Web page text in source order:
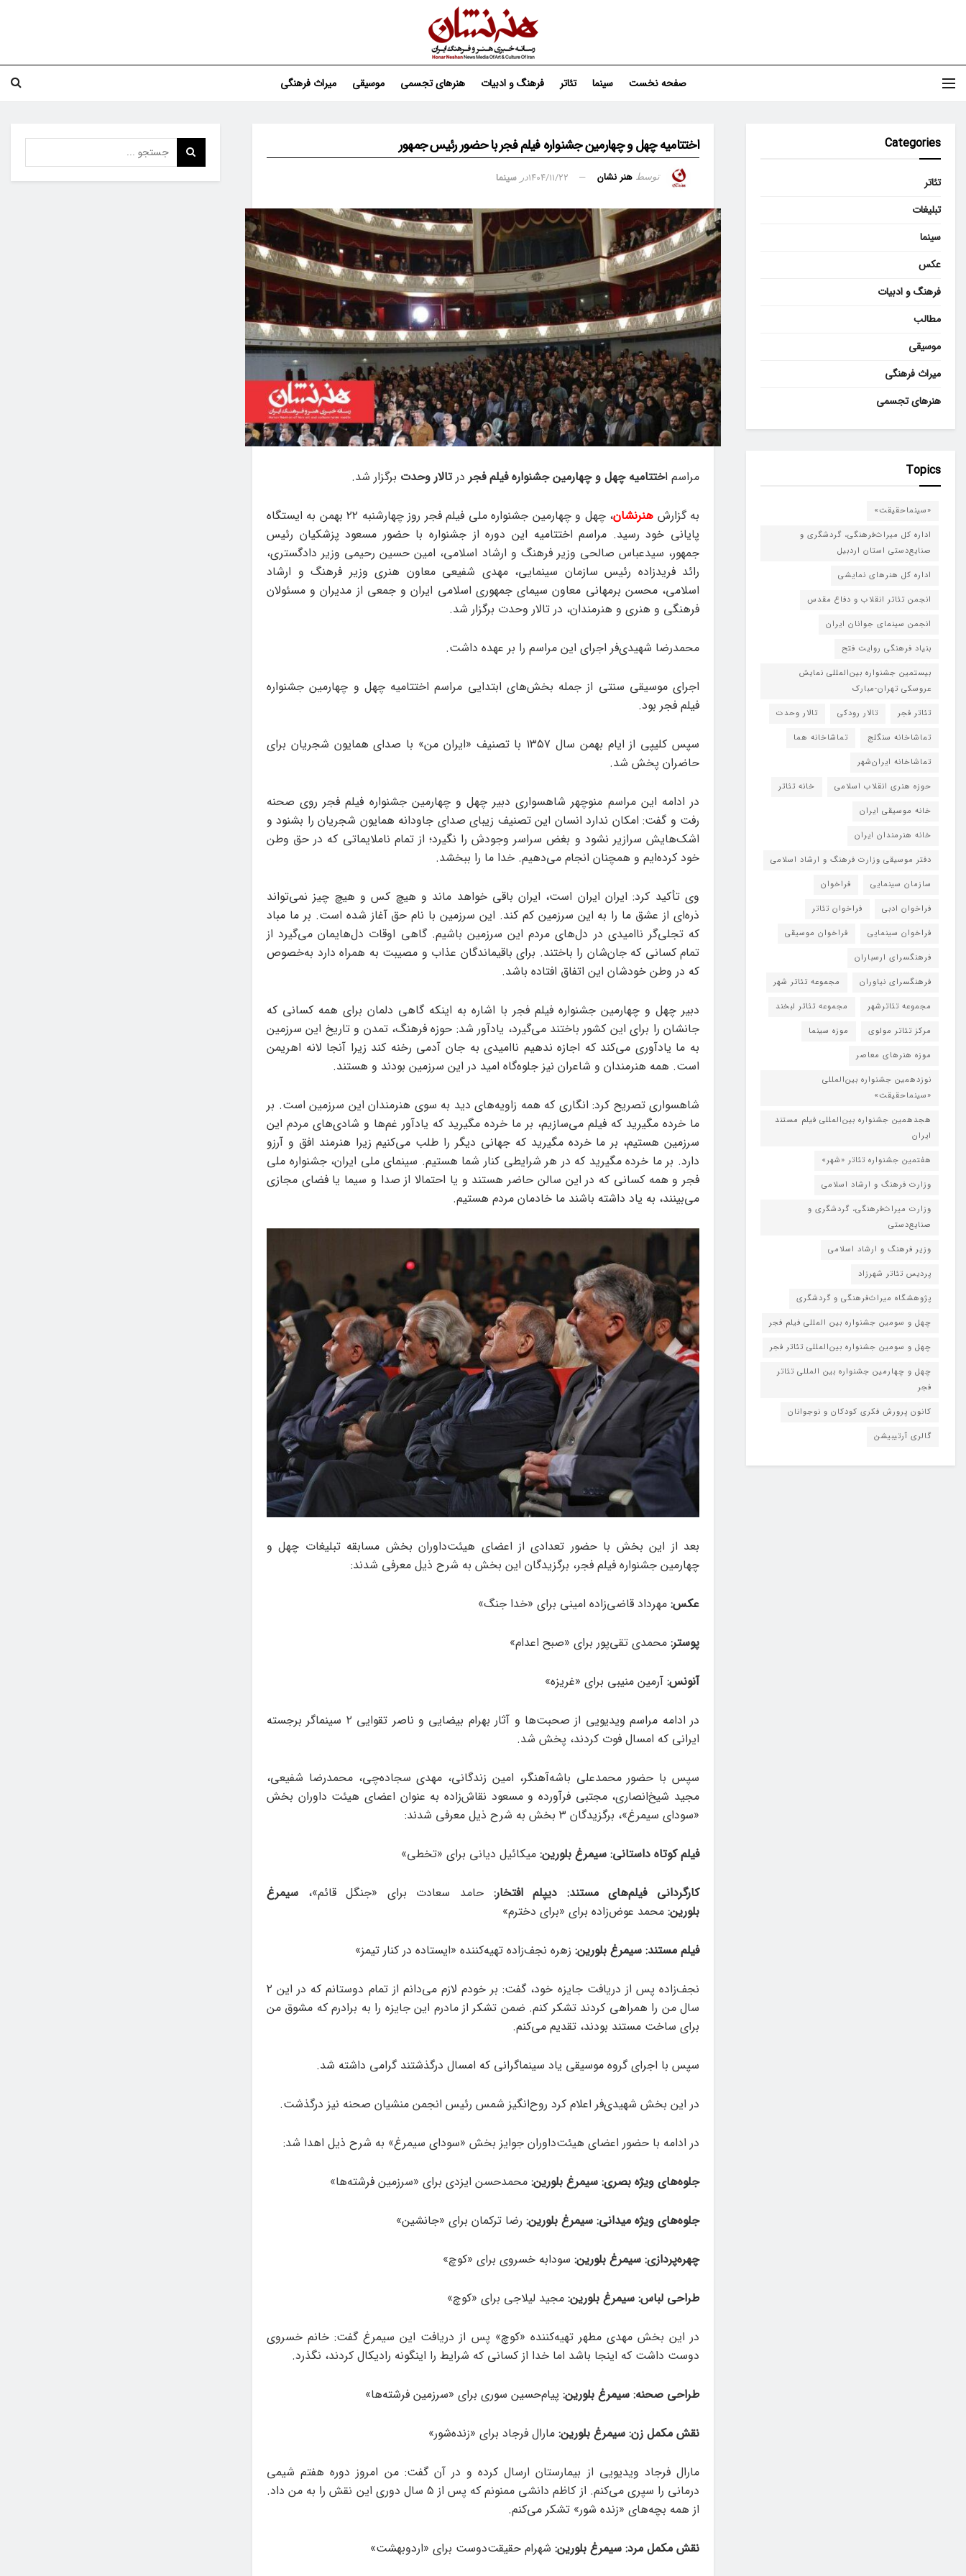
صفحه نخست سینما تئاتر فرهنگ و ادبیات هنرهای تجسمی موسیقی میراث فرهنگی
اختتامیه چهل و چهارمین جشنواره فیلم فجر با حضور رئیس جمهور
توسط هنر نشان ۱۴۰۴/۱۱/۲۲در سینما
مراسم اختتامیه چهل و چهارمین جشنواره فیلم فجر درتالار وحدت برگزار شد.
به گزارش هنرنشان
، چهل و چهارمین جشنواره ملی فیلم فجر روز چهارشنبه ۲۲ بهمن به ایستگاه
پایانی خود رسید. مراسم اختتامیه این دوره از جشنواره با حضور مسعود پزشکیان رئیس
جمهور، سیدعباس صالحی وزیر فرهنگ و ارشاد اسلامی، امین حسین رحیمی وزیر دادگستری،
رائد فریدزاده رئیس سازمان سینمایی، مهدی شفیعی معاون هنری وزیر فرهنگ و ارشاد
اسلامی، محسن برمهانی معاون سیمای جمهوری اسلامی ایران و جمعی از مدیران و مسئولان
فرهنگی و هنری و هنرمندان، در تالار وحدت برگزار شد.
محمدرضا شهیدی‌فر اجرای این مراسم را بر عهده داشت.
اجرای موسیقی سنتی از جمله بخش‌های ابتدایی مراسم اختتامیه چهل و چهارمین جشنواره
فیلم فجر بود.
سپس کلیپی از ایام بهمن سال ۱۳۵۷ با تصنیف «ایران من» با صدای همایون شجریان برای
حاضران پخش شد.
در ادامه این مراسم منوچهر شاهسواری دبیر چهل و چهارمین جشنواره فیلم فجر روی صحنه
رفت و گفت: امکان ندارد انسان این تصنیف زیبای صدای جاودانه همایون شجریان را بشنود و
اشک‌هایش سرازیر نشود و بغض سراسر وجودش را نگیرد؛ از تمام ناملایماتی که در حق وطن
خود کرده‌ایم و همچنان انجام می‌دهیم. خدا ما را ببخشد.
وی تأکید کرد: ایران ایران است، ایران باقی خواهد ماند و هیچ کس و هیچ چیز نمی‌تواند
ذره‌ای از عشق ما را به این سرزمین کم کند. این سرزمین با نام حق آغاز شده است. بر ما مباد
که تجلی‌گر ناامیدی در دل‌های مردم این سرزمین باشیم. گاهی اوقات دل‌هایمان می‌گیرد از
تمام کسانی که جان‌شان را باختند. برای باقیماندگان عذاب و مصیبت به همراه دارد به‌خصوص
که در وطن خودشان این اتفاق افتاده باشد.
دبیر چهل و چهارمین جشنواره فیلم فجر با اشاره به اینکه گاهی دلمان برای همه کسانی که
جانشان را برای این‌ کشور باختند می‌گیرد، یادآور شد: حوزه‌ فرهنگ، تمدن و تاریخ این سرزمین
به ما یادآوری می‌کند که اجازه ندهیم ناامیدی به جان‌ آدمی رخنه کند زیرا آنجا لانه اهریمن
است. همه‌ هنرمندان‌ و شاعران نیز ‌جلوه‌گاه امید در این‌ سرزمین بودند و هستند.
شاهسواری تصریح کرد: انگاری که همه زاویه‌های دید به سوی هنرمندان این سرزمین است. بر
ما خرده مگیرید که فیلم می‌سازیم، بر ما خرده مگیرید که یادآور غم‌ها و شادی‌های مردم این
سرزمین هستیم، بر ما خرده مگیرید که جهانی دیگر را طلب می‌کنیم زیرا هنرمند افق و آرزو
دارد. بر ما خرده مگیرید که در هر شرایطی کنار شما هستیم. سینمای ملی ایران، جشنواره ملی
فجر و همه کسانی که در این سالن حاضر هستند و یا احتمالا از صدا و سیما یا فضای مجازی
می‌بینند، به یاد داشته باشند ما خادمان مردم هستیم.
بعد از این بخش با حضور تعدادی از اعضای هیئت‌داوران بخش مسابقه تبلیغات چهل و
چهارمین جشنواره فیلم فجر، برگزیدگان این بخش به شرح ذیل معرفی شدند:
عکس: مهرداد قاضی‌زاده امینی برای «خدا جنگ»
پوستر: محمدی تقی‌پور برای «صبح اعدام»
آنونس: آرمین منیبی برای «غریزه»
در ادامه مراسم ویدیویی از صحبت‌ها و آثار بهرام بیضایی و ناصر تقوایی ۲ سینماگر برجسته
ایرانی که امسال فوت ‌کردند، پخش شد.
سپس با حضور محمدعلی باشه‌آهنگر، امین زندگانی، مهدی سجاده‌چی، محمدرضا شفیعی،
مجید شیخ‌انصاری، مجتبی فرآورده و مسعود نقاش‌زاده به عنوان اعضای هیئت داوران بخش
«سودای سیمرغ»، برگزیدگان ۳ بخش به شرح ذیل معرفی شدند:
فیلم کوتاه داستانی: سیمرغ بلورین: میکائیل دیانی برای «تخطی»
کارگردانی فیلم‌های مستند: دیپلم افتخار: حامد سعادت برای «جنگل قائم»، سیمرغ
بلورین: محمد عوض‌زاده برای «برای دخترم»
فیلم مستند: سیمرغ بلورین: زهره نجف‌زاده تهیه‌کننده «ایستاده در کنار تیمز»
نجف‌زاده پس از دریافت جایزه خود، گفت: بر خودم لازم می‌دانم از تمام دوستانم که در این ۲
سال من را همراهی کردند تشکر کنم. ضمن تشکر از مادرم این‌ جایزه را به برادرم که مشوق من‌
برای ساخت مستند بودند، تقدیم می‌کنم.
سپس با اجرای گروه موسیقی یاد سینماگرانی که امسال درگذشتند گرامی داشته شد.
در این بخش شهیدی‌فر اعلام کرد روح‌انگیز شمس رئیس انجمن منشیان صحنه نیز درگذشت.
در ادامه با حضور اعضای هیئت‌داوران جوایز بخش «سودای سیمرغ» به شرح ذیل اهدا شد:
جلوه‌های ویژه بصری: سیمرغ بلورین: محمدحسن ایزدی برای «سرزمین فرشته‌ها»
جلوه‌های ویژه میدانی: سیمرغ بلورین: رضا ترکمان برای «جانشین»
چهره‌پردازی: سیمرغ بلورین: سودابه خسروی برای «کوچ»
طراحی لباس: سیمرغ بلورین: مجید لیلاجی برای «کوچ»
در این بخش مهدی مطهر تهیه‌کننده «کوچ» پس از دریافت این سیمرغ گفت: خانم خسروی
دوست داشت که اینجا باشد اما خدا از کسانی که شرایط را اینگونه رادیکال کردند، نگذرد.
طراحی صحنه: سیمرغ بلورین: پیام‌حسین سوری برای «سرزمین فرشته‌ها»
نقش مکمل زن: سیمرغ بلورین: مارال فرجاد برای «زنده‌شور»
مارال فرجاد ویدیویی از بیمارستان ارسال کرده و در آن گفت: من‌ امروز ‌دوره هفتم شیمی
درمانی را سپری می‌کنم. از کاظم دانشی ممنونم که پس از ۵ سال دوری این نقش را به من داد.
از همه بچه‌های «زنده شور» تشکر ‌می‌کنم.
نقش مکمل مرد: سیمرغ بلورین: شهرام حقیقت‌دوست برای «اردوبهشت»
Categories
تئاتر
تبلیغات
سینما
عکس
فرهنگ و ادبیات
مطالب
موسیقی
میراث فرهنگی
هنرهای تجسمی
Topics
«سینماحقیقت»
اداره کل میراث‌فرهنگی، گردشگری و
صنایع‌دستی استان اردبیل
اداره کل هنرهای نمایشی
انجمن تئاتر انقلاب و دفاع مقدس
انجمن سینمای جوانان ایران
بنیاد فرهنگی روایت فتح
بیستمین جشنواره بین‌المللی نمایش
عروسکی تهران-مبارک
تئاتر فجر
تالار رودکی
تالار وحدت
تماشاخانه سنگلج
تماشاخانه هما
تماشاخانه‌ ایران‌شهر
حوزه هنری انقلاب اسلامی
خانه تئاتر
خانه موسیقی ایران
خانه هنرمندان ایران
دفتر موسیقی وزارت فرهنگ و ارشاد اسلامی
سازمان سینمایی
فراخوان
فراخوان ادبی
فراخوان تئاتر
فراخوان سینمایی
فراخوان موسیقی
فرهنگسرای ارسباران
فرهنگسرای نیاوران
مجموعه تئاتر شهر
مجموعه تئاترشهر
مجموعه تئاتر لبخند
مرکز تئاتر مولوی
موزه سینما
موزه هنرهای معاصر
نوزدهمین جشنواره بین‌المللی
«سینماحقیقت»
هجدهمین جشنواره بین‌المللی فیلم مستند
ایران
هفتمین جشنواره تئاتر «شهر»
وزارت فرهنگ و ارشاد اسلامی
وزارت میراث‌فرهنگی، گردشگری و
صنایع‌دستی
وزیر فرهنگ و ارشاد اسلامی
پردیس تئاتر شهرزاد
پژوهشگاه میراث‌فرهنگی و گردشگری
چهل و سومین جشنواره بین المللی فیلم فجر
چهل و سومین جشنواره بین‌المللی تئاتر فجر
چهل و چهارمین جشنواره بین المللی تئاتر
فجر
کانون پرورش فکری کودکان و نوجوانان
گالری آرتیبیشن